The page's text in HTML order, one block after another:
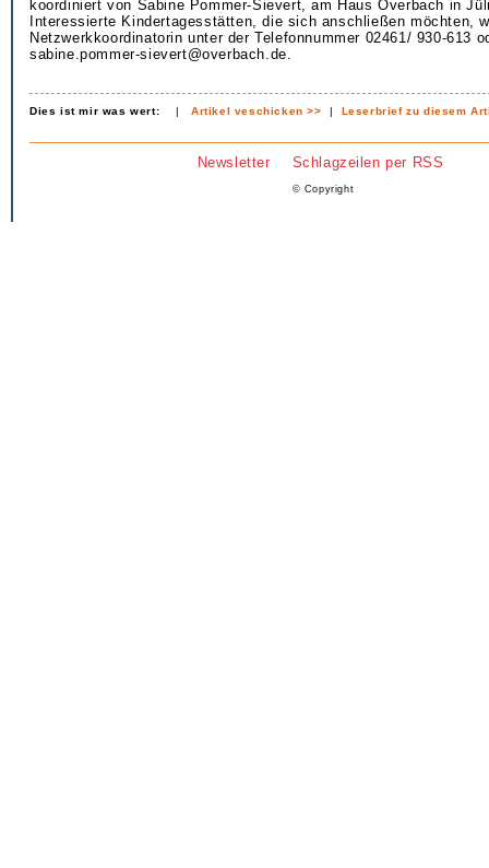
koordiniert von Sabine Pommer-Sievert, am Haus Overbach in
Interessierte Kindertagesstätten, die sich anschließen möchten,
Netzwerkkoordinatorin unter der Telefonnummer 02461/ 930-613
sabine.pommer-sievert@overbach.de.
Dies ist mir was wert: |Artikel veschicken >> | Leserbrief zu diesem
Newsletter Schlagzeilen per RSS
© Copyright